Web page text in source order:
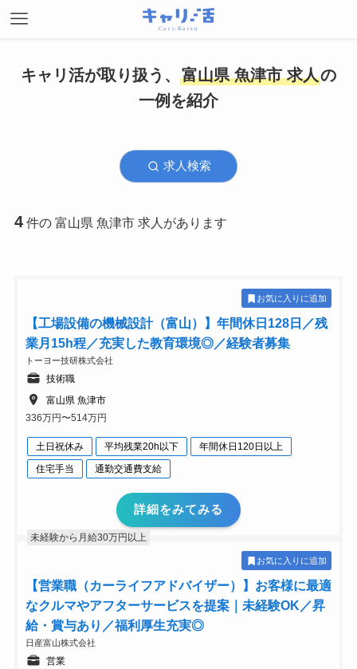
キャリ活が取り扱う、 富山県 魚津市 求人の
一例を紹介
求人検索
4件の 富山県 魚津市 求人があります
お気に入りに追加
【工場設備の機械設計（富山）】年間休日128日／残
業月15h程／充実した教育環境◎／経験者募集
トーヨー技研株式会社
技術職
富山県 魚津市
336万円〜514万円
土日祝休み 平均残業20h以下
年間休日120日以上
住宅手当
通勤交通費支給
詳細をみてみる
未経験から月給30万円以上
お気に入りに追加
【営業職（カーライフアドバイザー）】お客様に最適
なクルマやアフターサービスを提案｜未経験OK／昇
給・賞与あり／福利厚生充実◎
日産富山株式会社
営業